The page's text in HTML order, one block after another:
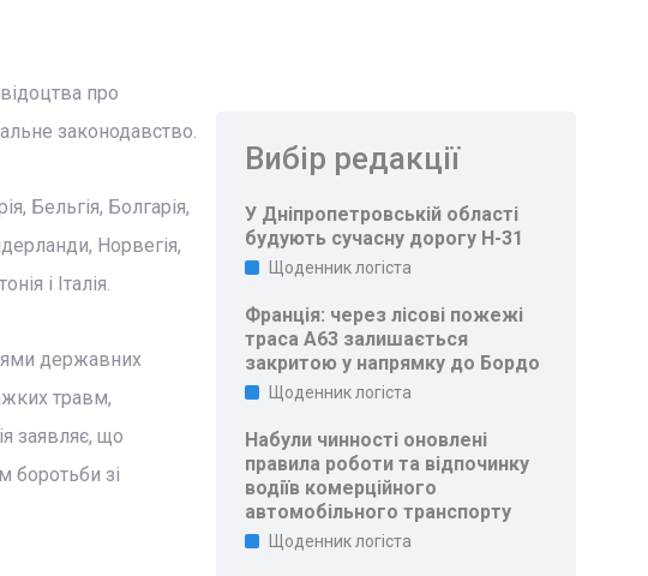
про
законодавство.
Бельгія, Болгарія,
Норвегія,
і Італія.
державних
травм,
заявляє, що
боротьби зі
Вибір редакції
У Дніпропетровській області
будують сучасну дорогу Н-31
Щоденник логіста
Франція: через лісові пожежі
траса A63 залишається
закритою у напрямку до Бордо
Щоденник логіста
Набули чинності оновлені
правила роботи та відпочинку
водіїв комерційного
автомобільного транспорту
Щоденник логіста